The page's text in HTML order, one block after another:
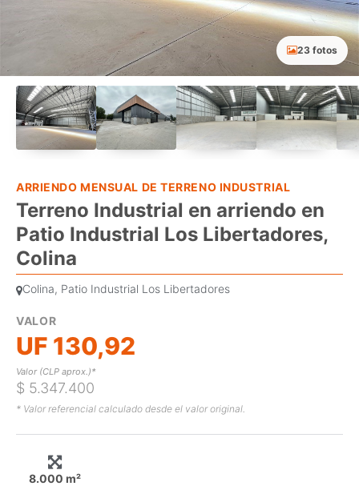
23 fotos
ARRIENDO MENSUAL DE TERRENO INDUSTRIAL
Terreno Industrial en arriendo en
Patio Industrial Los Libertadores,
Colina
Colina, Patio Industrial Los Libertadores
VALOR
UF 130,92
Valor (CLP aprox.)*
$ 5.347.400
* Valor referencial calculado desde el valor original.
8.000 m²